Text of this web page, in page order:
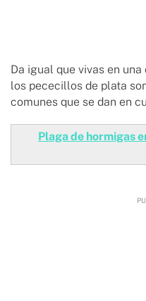
Da igual que vivas en
los pececillos de plata
comunes que se dan en
Plaga de hormigas